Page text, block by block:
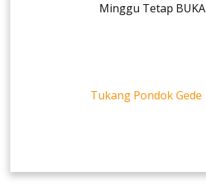
Minggu Tetap BUKA
Tukang Pondok Gede